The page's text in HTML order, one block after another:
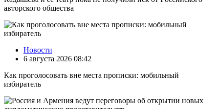
авторского общества
Новости
6 августа 2026 08:42
Как проголосовать вне места прописки: мобильный
избиратель